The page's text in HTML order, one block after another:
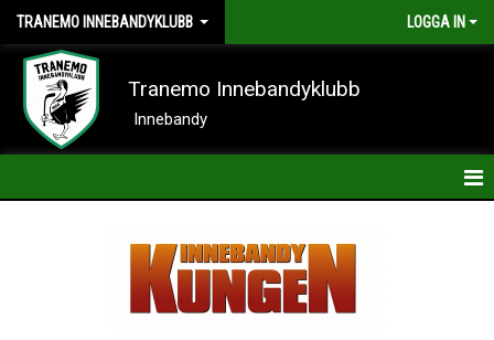
TRANEMO INNEBANDYKLUBB LOGGA IN
Tranemo Innebandyklubb
Innebandy